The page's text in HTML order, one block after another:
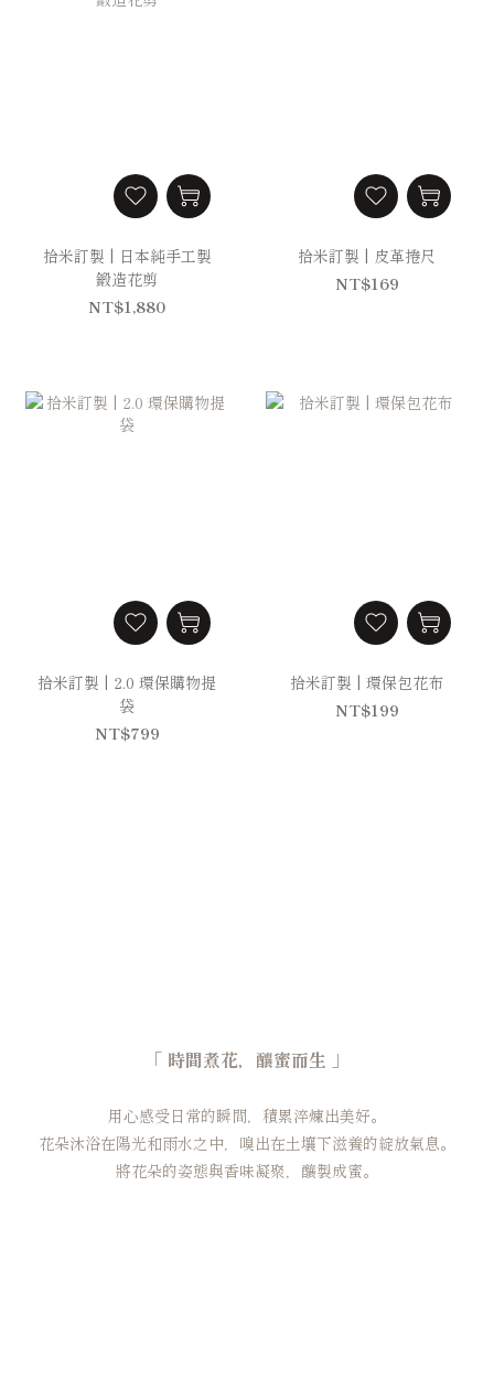
拾米訂製 | 日本純手工製
鍛造花剪
NT$1,880
拾米訂製 | 皮革捲尺
NT$169
拾米訂製 | 2.0 環保購物提
袋
NT$799
拾米訂製 | 環保包花布
NT$199
「 時間煮花，釀蜜而生 」
用心感受日常的瞬間，積累淬煉出美好。
花朵沐浴在陽光和雨水之中，嗅出在土壤下滋養的綻放氣息。
將花朵的姿態與香味凝聚，釀製成蜜。